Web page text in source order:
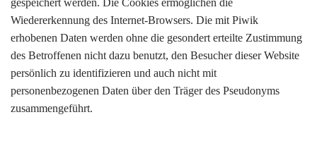
gespeichert werden. Die Cookies ermöglichen die
Wiedererkennung des Internet-Browsers. Die mit Piwik
erhobenen Daten werden ohne die gesondert erteilte Zustimmung
des Betroffenen nicht dazu benutzt, den Besucher dieser Website
persönlich zu identifizieren und auch nicht mit
personenbezogenen Daten über den Träger des Pseudonyms
zusammengeführt.